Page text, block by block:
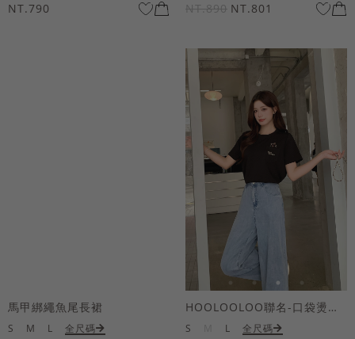
NT.790 NT.890 NT.801
馬甲綁繩魚尾長裙
S M L 全尺碼
HOOLOOLOO聯名-口袋燙金KUKU熊短袖上衣
S L 全尺碼